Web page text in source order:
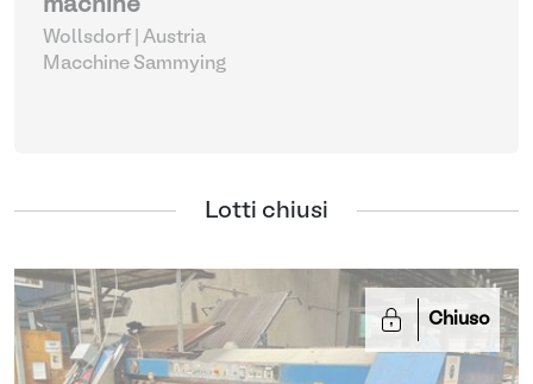
machine
Wollsdorf | Austria
Macchine Sammying
Lotti chiusi
Chiuso